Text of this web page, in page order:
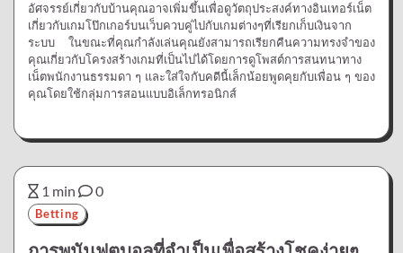
อัศจรรย์เกี่ยวกับบ้านคุณอาจเพิ่มขึ้นเพื่อดูวัตถุประสงค์ทางอินเทอร์เน็ต
เกี่ยวกับเกมโป๊กเกอร์บนเว็บควบคู่ไปกับเกมต่างๆที่เรียกเก็บเงินจาก
ระบบ ในขณะที่คุณกำลังเล่นคุณยังสามารถเรียกคืนความทรงจำของ
คุณเกี่ยวกับโครงสร้างเกมที่เป็นไปได้โดยการดูโพสต์การสนทนาทาง
เน็ตพนักงานธรรมดา ๆ และใส่ใจกับคดีนี้เล็กน้อยพูดคุยกับเพื่อน ๆ ของ
คุณโดยใช้กลุ่มการสอนแบบอิเล็กทรอนิกส์
1 min 0
Betting